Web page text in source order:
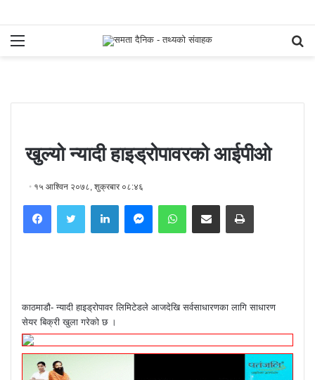
खुल्यो न्यादी हाइड्रोपावरको आईपीओ
१५ आश्विन २०७८, शुक्रबार ०८:४६
काठमाडौ- न्यादी हाइड्रोपावर लिमिटेडले आजदेखि सर्वसाधारणका लागि साधारण
सेयर बिक्री खुला गरेको छ ।